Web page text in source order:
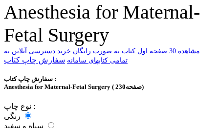
Anesthesia for Maternal-
Fetal Surgery
ﻣﺸﺎﻫﺪﻩ 30 ﺻﻔﺤﻪ اﻭﻝ ﮐﺘﺎﺏ ﺑﻪ ﺻﻮﺭﺕ ﺭاﯾﮕﺎﻥ
خرید دسترسی آنلاین به
تمامی کتابهای سامانه سفارش چاپ کتاب
سفارش چاپ کتاب :
Anesthesia for Maternal-Fetal Surgery ( 230صفحه)
نوع چاپ :
رنگی
سیاه و سفید